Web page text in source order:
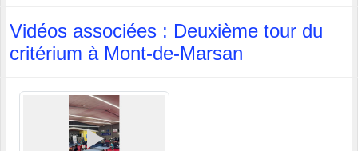
Vidéos associées : Deuxième tour du
critérium à Mont-de-Marsan